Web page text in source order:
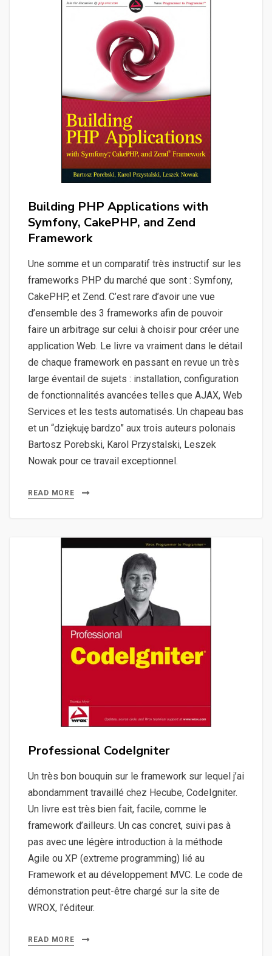
Building PHP Applications with
Symfony, CakePHP, and Zend
Framework
Une somme et un comparatif très instructif sur les
frameworks PHP du marché que sont : Symfony,
CakePHP, et Zend. C’est rare d’avoir une vue
d’ensemble des 3 frameworks afin de pouvoir
faire un arbitrage sur celui à choisir pour créer une
application Web. Le livre va vraiment dans le détail
de chaque framework en passant en revue un très
large éventail de sujets : installation, configuration
de fonctionnalités avancées telles que AJAX, Web
Services et les tests automatisés. Un chapeau bas
et un “dziękuję bardzo” aux trois auteurs polonais
Bartosz Porebski, Karol Przystalski, Leszek
Nowak pour ce travail exceptionnel.
READ MORE
Professional CodeIgniter
Un très bon bouquin sur le framework sur lequel j’ai
abondamment travaillé chez Hecube, CodeIgniter.
Un livre est très bien fait, facile, comme le
framework d’ailleurs. Un cas concret, suivi pas à
pas avec une légère introduction à la méthode
Agile ou XP (extreme programming) lié au
Framework et au développement MVC. Le code de
démonstration peut-être chargé sur la site de
WROX, l’éditeur.
READ MORE